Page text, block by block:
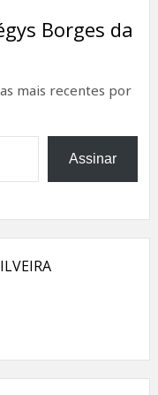
Borges da
mais recentes por
Assinar